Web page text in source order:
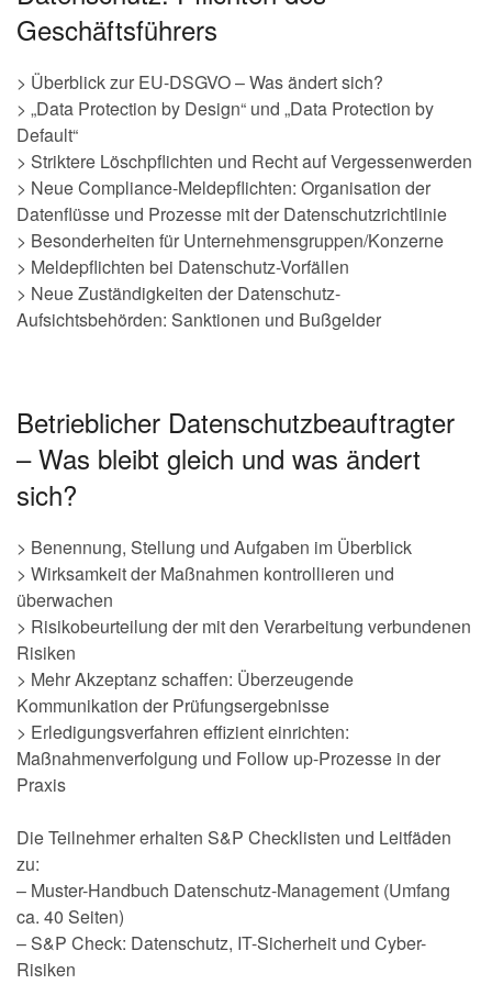
Geschäftsführers
> Überblick zur EU-DSGVO – Was ändert sich?
> „Data Protection by Design“ und „Data Protection by
Default“
> Striktere Löschpflichten und Recht auf Vergessenwerden
> Neue Compliance-Meldepflichten: Organisation der
Datenflüsse und Prozesse mit der Datenschutzrichtlinie
> Besonderheiten für Unternehmensgruppen/Konzerne
> Meldepflichten bei Datenschutz-Vorfällen
> Neue Zuständigkeiten der Datenschutz-
Aufsichtsbehörden: Sanktionen und Bußgelder
Betrieblicher Datenschutzbeauftragter
– Was bleibt gleich und was ändert
sich?
> Benennung, Stellung und Aufgaben im Überblick
> Wirksamkeit der Maßnahmen kontrollieren und
überwachen
> Risikobeurteilung der mit den Verarbeitung verbundenen
Risiken
> Mehr Akzeptanz schaffen: Überzeugende
Kommunikation der Prüfungsergebnisse
> Erledigungsverfahren effizient einrichten:
Maßnahmenverfolgung und Follow up-Prozesse in der
Praxis
Die Teilnehmer erhalten S&P Checklisten und Leitfäden
zu:
– Muster-Handbuch Datenschutz-Management (Umfang
ca. 40 Seiten)
– S&P Check: Datenschutz, IT-Sicherheit und Cyber-
Risiken